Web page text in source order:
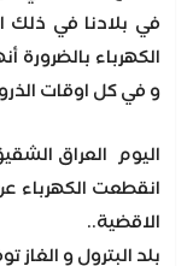
في بلادنا في ذلك
الكهرباء
و في كل اوقات
اليوم العراق
انقطعت الكهرباء
الاقضية..
بلد البترول و الغاز